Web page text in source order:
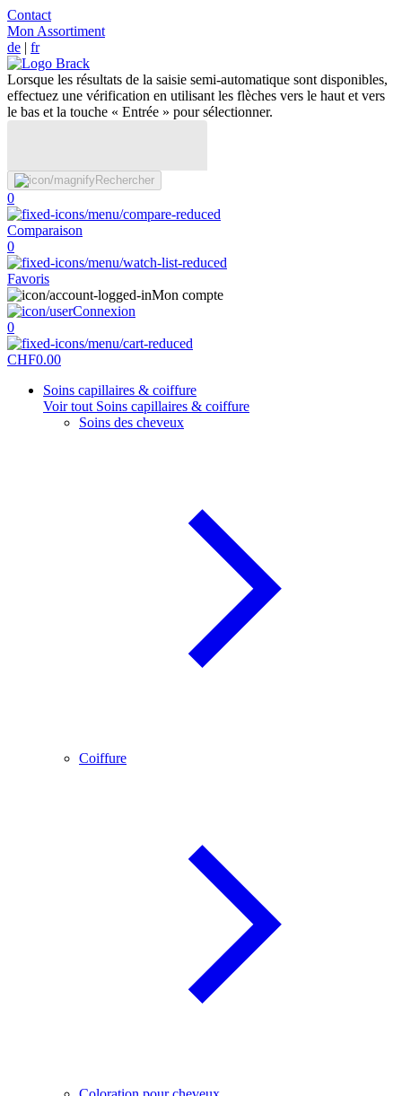
Contact
Mon Assortiment
de | fr
Lorsque les résultats de la saisie semi-automatique sont disponibles,
effectuez une vérification en utilisant les flèches vers le haut et vers
le bas et la touche « Entrée » pour sélectionner.
Rechercher
0
Comparaison
0
Favoris
Mon compte
Connexion
0
CHF0.00
Soins capillaires & coiffure
Voir tout Soins capillaires & coiffure
Soins des cheveux
Coiffure